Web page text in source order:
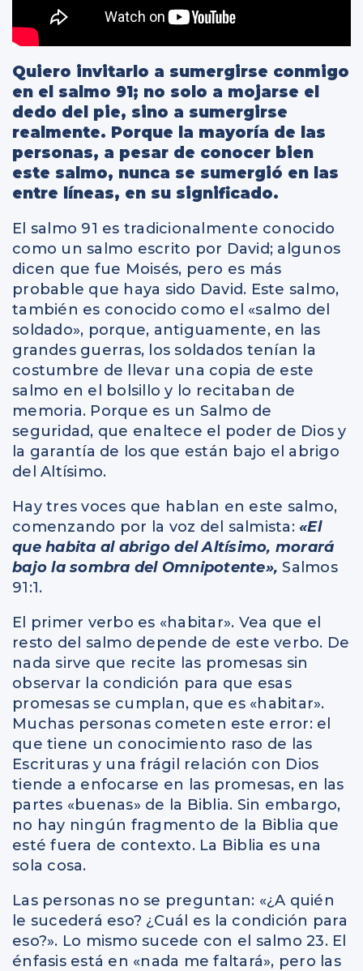
Quiero invitarlo a sumergirse conmigo
en el salmo 91; no solo a mojarse el
dedo del pie, sino a sumergirse
realmente. Porque la mayoría de las
personas, a pesar de conocer bien
este salmo, nunca se sumergió en las
entre líneas, en su significado.
El salmo 91 es tradicionalmente conocido
como un salmo escrito por David; algunos
dicen que fue Moisés, pero es más
probable que haya sido David. Este salmo,
también es conocido como el «salmo del
soldado», porque, antiguamente, en las
grandes guerras, los soldados tenían la
costumbre de llevar una copia de este
salmo en el bolsillo y lo recitaban de
memoria. Porque es un Salmo de
seguridad, que enaltece el poder de Dios y
la garantía de los que están bajo el abrigo
del Altísimo.
Hay tres voces que hablan en este salmo,
comenzando por la voz del salmista: «El
que habita al abrigo del Altísimo, morará
bajo la sombra del Omnipotente», Salmos
91:1.
El primer verbo es «habitar». Vea que el
resto del salmo depende de este verbo. De
nada sirve que recite las promesas sin
observar la condición para que esas
promesas se cumplan, que es «habitar».
Muchas personas cometen este error: el
que tiene un conocimiento raso de las
Escrituras y una frágil relación con Dios
tiende a enfocarse en las promesas, en las
partes «buenas» de la Biblia. Sin embargo,
no hay ningún fragmento de la Biblia que
esté fuera de contexto. La Biblia es una
sola cosa.
Las personas no se preguntan: «¿A quién
le sucederá eso? ¿Cuál es la condición para
eso?». Lo mismo sucede con el salmo 23. El
énfasis está en «nada me faltará», pero las